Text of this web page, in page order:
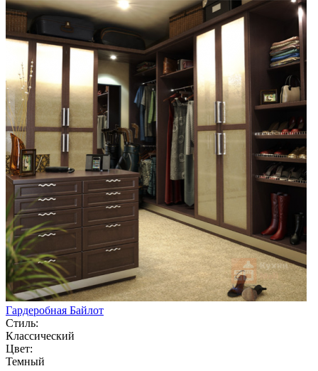
Гардеробная Байлот
Стиль:
Классический
Цвет:
Темный